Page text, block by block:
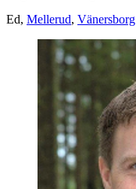
Ed, Mellerud, Vänersborg